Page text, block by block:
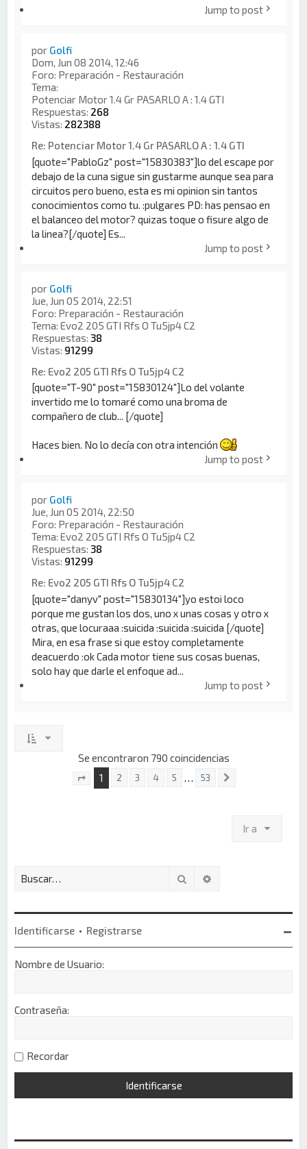
Jump to post
por Golfi
Dom, Jun 08 2014, 12:46
Foro: Preparación - Restauración
Tema:
Potenciar Motor 1.4 Gr PASARLO A : 1.4 GTI
Respuestas: 268
Vistas: 282388
Re: Potenciar Motor 1.4 Gr PASARLO A : 1.4 GTI
[quote="PabloGz" post="15830383"]lo del escape por
debajo de la cuna sigue sin gustarme aunque sea para
circuitos pero bueno, esta es mi opinion sin tantos
conocimientos como tu. :pulgares PD: has pensao en
el balanceo del motor? quizas toque o fisure algo de
la linea?[/quote] Es...
Jump to post
por Golfi
Jue, Jun 05 2014, 22:51
Foro: Preparación - Restauración
Tema:Evo2 205 GTI Rfs O Tu5jp4 C2
Respuestas: 38
Vistas: 91299
Re: Evo2 205 GTI Rfs O Tu5jp4 C2
[quote="T-90" post="15830124"]Lo del volante
invertido me lo tomaré como una broma de
compañero de club... [/quote]
Haces bien. No lo decía con otra intención
Jump to post
por Golfi
Jue, Jun 05 2014, 22:50
Foro: Preparación - Restauración
Tema:Evo2 205 GTI Rfs O Tu5jp4 C2
Respuestas: 38
Vistas: 91299
Re: Evo2 205 GTI Rfs O Tu5jp4 C2
[quote="danyv" post="15830134"]yo estoi loco
porque me gustan los dos, uno x unas cosas y otro x
otras, que locuraaa :suicida :suicida :suicida [/quote]
Mira, en esa frase si que estoy completamente
deacuerdo :ok Cada motor tiene sus cosas buenas,
solo hay que darle el enfoque ad...
Jump to post
Se encontraron 790 coincidencias
Página1 de
1 2 3 4 5 … 53
Ir a
Buscar
Identificarse • Registrarse
Nombre de Usuario:
Contraseña:
Recordar